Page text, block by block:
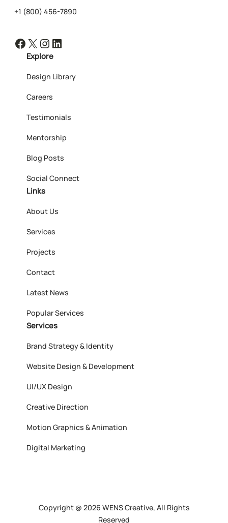
+1 (800) 456-7890
Facebook X Instagram LinkedIn
Explore
Design Library
Careers
Testimonials
Mentorship
Blog Posts
Social Connect
Links
About Us
Services
Projects
Contact
Latest News
Popular Services
Services
Brand Strategy & Identity
Website Design & Development
UI/UX Design
Creative Direction
Motion Graphics & Animation
Digital Marketing
Copyright @ 2026 WENS Creative, All Rights
Reserved